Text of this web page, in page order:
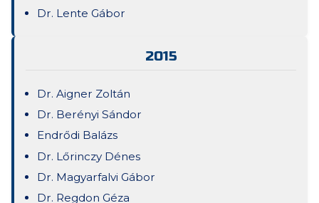
Dr. Lente Gábor
2015
Dr. Aigner Zoltán
Dr. Berényi Sándor
Endrődi Balázs
Dr. Lőrinczy Dénes
Dr. Magyarfalvi Gábor
Dr. Regdon Géza